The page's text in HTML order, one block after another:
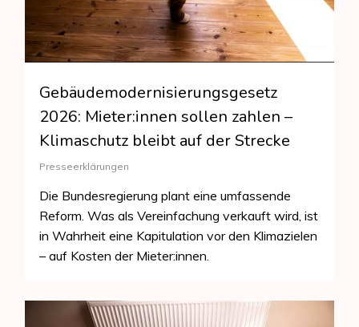
Gebäudemodernisierungsgesetz
2026: Mieter:innen sollen zahlen –
Klimaschutz bleibt auf der Strecke
Presseerklärungen
Die Bundesregierung plant eine umfassende
Reform. Was als Vereinfachung verkauft wird, ist
in Wahrheit eine Kapitulation vor den Klimazielen
– auf Kosten der Mieter:innen.